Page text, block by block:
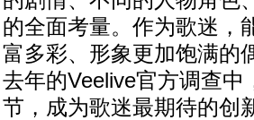
的全面考量。作为歌迷，
富多彩、形象更加饱满的
去年的Veelive官方调查
节，成为歌迷最期待的创